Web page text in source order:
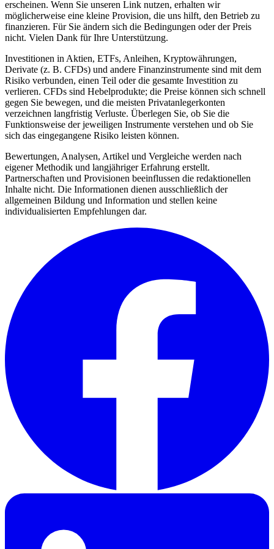
erscheinen. Wenn Sie unseren Link nutzen, erhalten wir
möglicherweise eine kleine Provision, die uns hilft, den Betrieb zu
finanzieren. Für Sie ändern sich die Bedingungen oder der Preis
nicht. Vielen Dank für Ihre Unterstützung.
Investitionen in Aktien, ETFs, Anleihen, Kryptowährungen,
Derivate (z. B. CFDs) und andere Finanzinstrumente sind mit dem
Risiko verbunden, einen Teil oder die gesamte Investition zu
verlieren. CFDs sind Hebelprodukte; die Preise können sich schnell
gegen Sie bewegen, und die meisten Privatanlegerkonten
verzeichnen langfristig Verluste. Überlegen Sie, ob Sie die
Funktionsweise der jeweiligen Instrumente verstehen und ob Sie
sich das eingegangene Risiko leisten können.
Bewertungen, Analysen, Artikel und Vergleiche werden nach
eigener Methodik und langjähriger Erfahrung erstellt.
Partnerschaften und Provisionen beeinflussen die redaktionellen
Inhalte nicht. Die Informationen dienen ausschließlich der
allgemeinen Bildung und Information und stellen keine
individualisierten Empfehlungen dar.